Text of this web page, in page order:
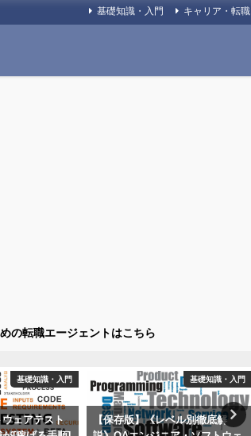
基礎知識・入門 キャリア・転職
の転職エージェントはこちら
基礎知識・入門
ウェアテスト
基礎知識・入門
【保存版】《レベル別徹底解